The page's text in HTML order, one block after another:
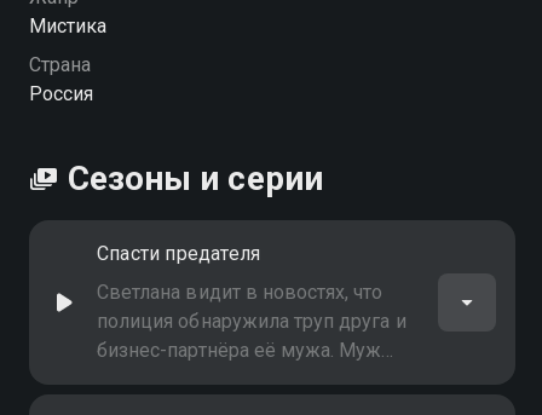
Мистика
Страна
Россия
Сезоны и серии
Спасти предателя
Светлана видит в новостях, что
полиция обнаружила труп друга и
бизнес-партнёра её мужа. Муж
Светланы, Николай, утверждает,